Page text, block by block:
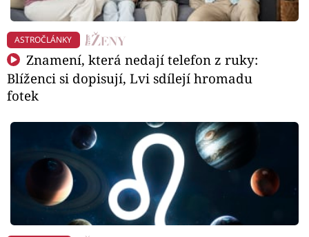
ASTROČLÁNKY
Znamení, která nedají telefon z ruky:
Blíženci si dopisují, Lvi sdílejí hromadu
fotek